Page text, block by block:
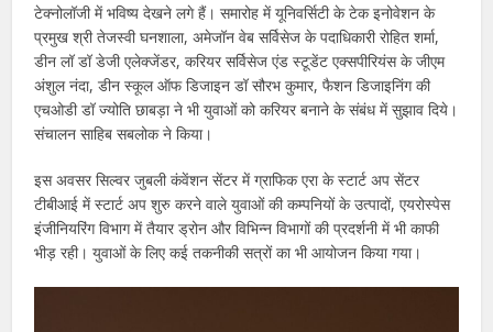
टेक्नोलॉजी में भविष्य देखने लगे हैं। समारोह में यूनिवर्सिटी के टेक इनोवेशन के
प्रमुख श्री तेजस्वी घनशाला, अमेजॉन वेब सर्विसेज के पदाधिकारी रोहित शर्मा,
डीन लॉ डॉ डेजी एलेक्जेंडर, करियर सर्विसेज एंड स्टूडेंट एक्सपीरियंस के जीएम
अंशुल नंदा, डीन स्कूल ऑफ डिजाइन डॉ सौरभ कुमार, फैशन डिजाइनिंग की
एचओडी डॉ ज्योति छाबड़ा ने भी युवाओं को करियर बनाने के संबंध में सुझाव दिये।
संचालन साहिब सबलोक ने किया।
इस अवसर सिल्वर जुबली कंवेंशन सेंटर में ग्राफिक एरा के स्टार्ट अप सेंटर
टीबीआई में स्टार्ट अप शुरु करने वाले युवाओं की कम्पनियों के उत्पादों, एयरोस्पेस
इंजीनियरिंग विभाग में तैयार ड्रोन और विभिन्न विभागों की प्रदर्शनी में भी काफी
भीड़ रही। युवाओं के लिए कई तकनीकी सत्रों का भी आयोजन किया गया।